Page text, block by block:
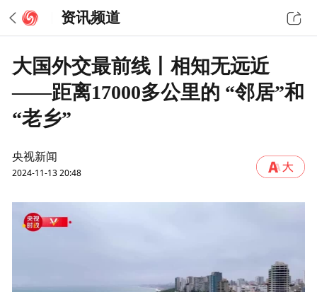
资讯频道
大国外交最前线丨相知无远近
——距离17000多公里的 “邻居”和
“老乡”
央视新闻
2024-11-13 20:48